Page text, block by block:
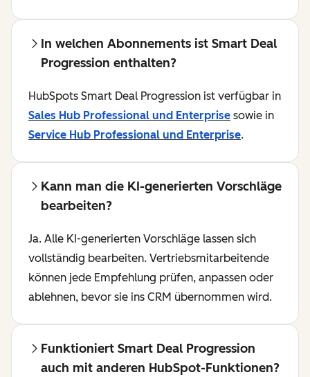
In welchen Abonnements ist Smart Deal
Progression enthalten?
HubSpots Smart Deal Progression ist verfügbar in
Sales Hub Professional und Enterprise sowie in
Service Hub Professional und Enterprise.
Kann man die KI-generierten Vorschläge
bearbeiten?
Ja. Alle KI-generierten Vorschläge lassen sich
vollständig bearbeiten. Vertriebsmitarbeitende
können jede Empfehlung prüfen, anpassen oder
ablehnen, bevor sie ins CRM übernommen wird.
Funktioniert Smart Deal Progression
auch mit anderen HubSpot-Funktionen?